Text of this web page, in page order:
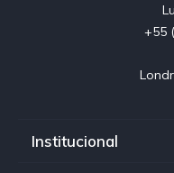
+55
Institucional